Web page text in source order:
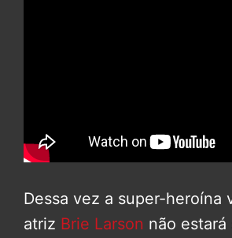
Dessa vez a super-heroína
atriz Brie Larson não estará